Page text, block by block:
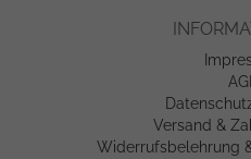
Versand &
Widerrufsbelehrung